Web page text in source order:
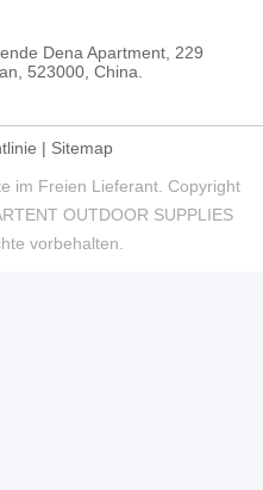
Dena Apartment, 229
523000, China.
| Sitemap
im Freien Lieferant. Copyright
OUTDOOR SUPPLIES
vorbehalten.